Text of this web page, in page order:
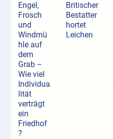
Engel,
Frosch
und
Windmü
hle auf
dem
Grab –
Wie viel
Individua
lität
verträgt
ein
Friedhof
?
Britischer
Bestatter
hortet
Leichen